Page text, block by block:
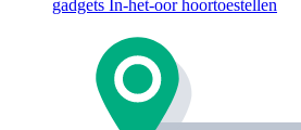
gadgets In-het-oor hoortoestellen